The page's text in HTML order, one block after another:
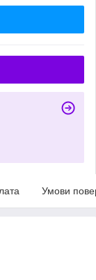
Умови